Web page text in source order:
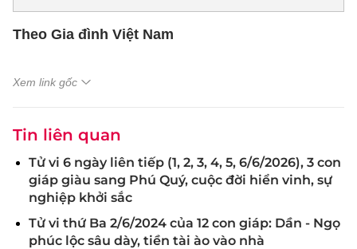
Theo Gia đình Việt Nam
Xem link gốc
Tin liên quan
Tử vi 6 ngày liên tiếp (1, 2, 3, 4, 5, 6/6/2026), 3 con
giáp giàu sang Phú Quý, cuộc đời hiển vinh, sự
nghiệp khởi sắc
Tử vi thứ Ba 2/6/2024 của 12 con giáp: Dần - Ngọ
phúc lộc sâu dày, tiền tài ào vào nhà